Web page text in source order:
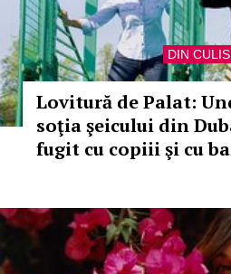
DIN
Lovitură de Palat:
soţia şeicului din
fugit cu copiii şi cu